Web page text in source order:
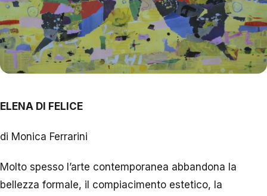
ELENA DI FELICE
di Monica Ferrarini
Molto spesso l’arte contemporanea abbandona la
bellezza formale, il compiacimento estetico, la